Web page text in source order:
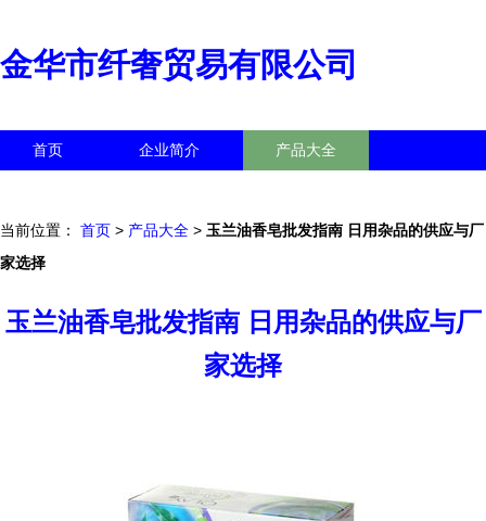
金华市纤奢贸易有限公司
首页 企业简介 产品大全
当前位置： 首页 > 产品大全 > 玉兰油香皂批发指南 日用杂品的供应与厂
家选择
玉兰油香皂批发指南 日用杂品的供应与厂
家选择